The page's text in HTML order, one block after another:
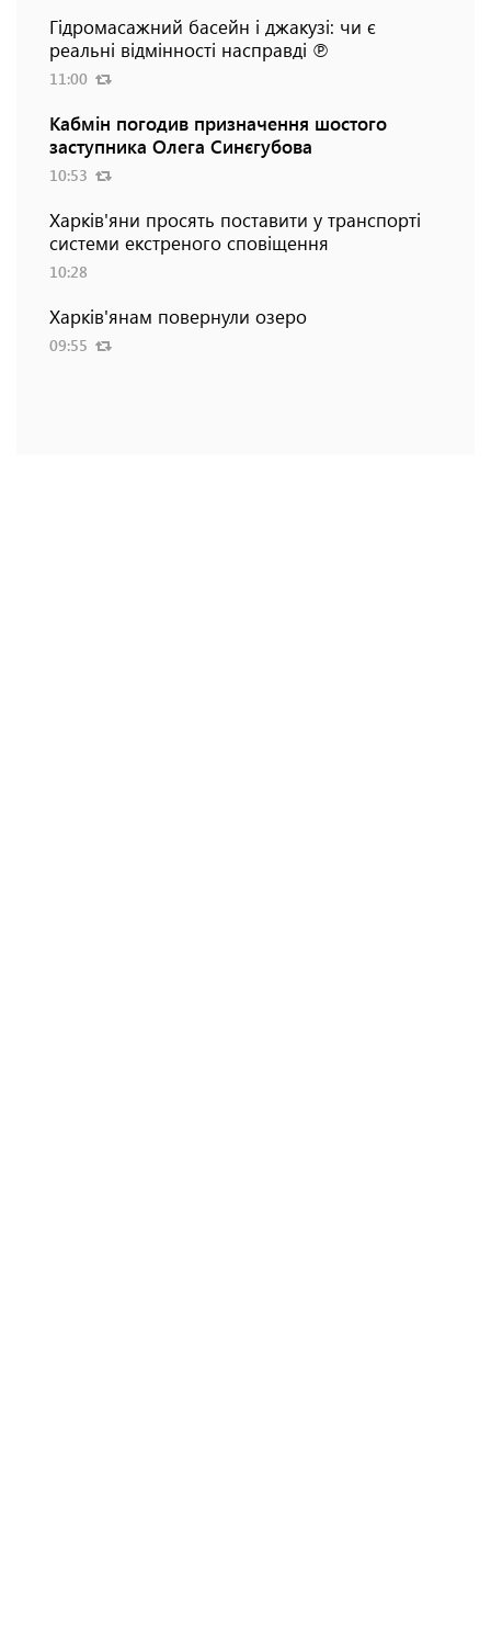
Гідромасажний басейн і джакузі: чи є
реальні відмінності насправді ℗
11:00
Кабмін погодив призначення шостого
заступника Олега Синєгубова
10:53
Харків'яни просять поставити у транспорті
системи екстреного сповіщення
10:28
Харків'янам повернули озеро
09:55